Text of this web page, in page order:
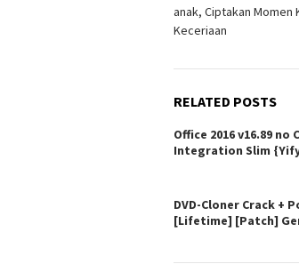
anak, Ciptakan Momen
Keceriaan
RELATED POSTS
Office 2016 v16.89 no
Integration Slim
DVD-Cloner Crack +
[Lifetime] [Patch]